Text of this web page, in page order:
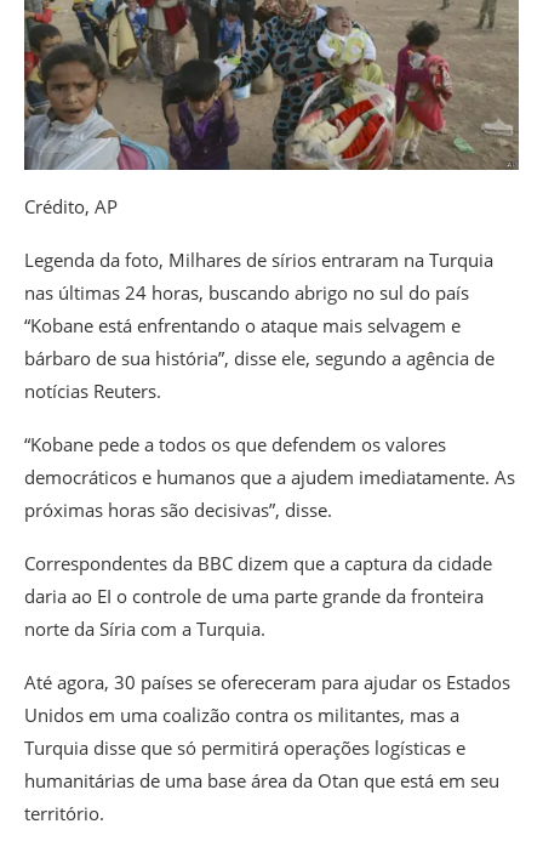
Crédito, AP
Legenda da foto, Milhares de sírios entraram na Turquia
nas últimas 24 horas, buscando abrigo no sul do país
“Kobane está enfrentando o ataque mais selvagem e
bárbaro de sua história”, disse ele, segundo a agência de
notícias Reuters.
“Kobane pede a todos os que defendem os valores
democráticos e humanos que a ajudem imediatamente. As
próximas horas são decisivas”, disse.
Correspondentes da BBC dizem que a captura da cidade
daria ao EI o controle de uma parte grande da fronteira
norte da Síria com a Turquia.
Até agora, 30 países se ofereceram para ajudar os Estados
Unidos em uma coalizão contra os militantes, mas a
Turquia disse que só permitirá operações logísticas e
humanitárias de uma base área da Otan que está em seu
território.